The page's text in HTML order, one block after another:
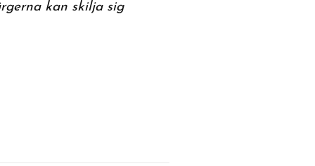
kan skilja sig